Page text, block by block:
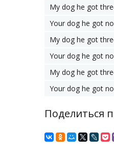
My dog he got
Your dog he got
My dog he got
Your dog he got
My dog he got
Your dog he got
Поделиться